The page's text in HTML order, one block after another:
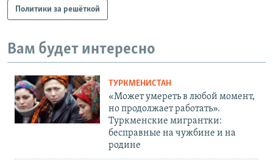
Политики за решёткой
Вам будет интересно
ТУРКМЕНИСТАН
«Может умереть в любой момент,
но продолжает работать».
Туркменские мигрантки:
бесправные на чужбине и на
родине